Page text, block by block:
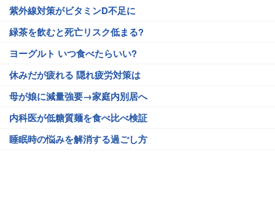
紫外線対策がビタミンD不足に
緑茶を飲むと死亡リスク低まる?
ヨーグルト いつ食べたらいい?
休みだが疲れる 隠れ疲労対策は
母が娘に減量強要→家庭内別居へ
内科医が低糖質麺を食べ比べ検証
睡眠時の悩みを解消する過ごし方